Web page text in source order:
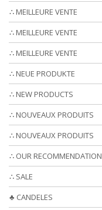
∴ MEILLEURE VENTE
∴ MEILLEURE VENTE
∴ MEILLEURE VENTE
∴ NEUE PRODUKTE
∴ NEW PRODUCTS
∴ NOUVEAUX PRODUITS
∴ NOUVEAUX PRODUITS
∴ OUR RECOMMENDATION
∴ SALE
♣ CANDELES